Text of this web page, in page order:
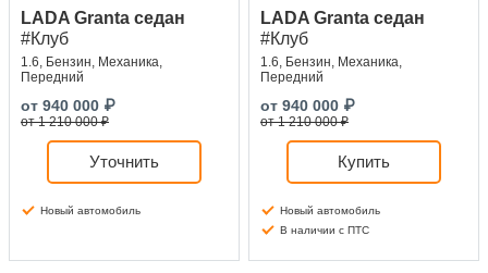
LADA Granta седан
#Клуб
1.6, Бензин, Механика,
Передний
от 940 000 ₽
от 1 210 000 ₽
Уточнить
Новый автомобиль
LADA Granta седан
#Клуб
1.6, Бензин, Механика,
Передний
от 940 000 ₽
от 1 210 000 ₽
Купить
Новый автомобиль
В наличии с ПТС